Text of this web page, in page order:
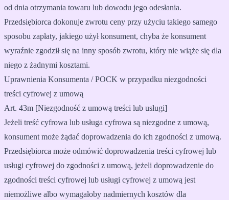
od dnia otrzymania towaru lub dowodu jego odesłania.
Przedsiębiorca dokonuje zwrotu ceny przy użyciu takiego samego
sposobu zapłaty, jakiego użył konsument, chyba że konsument
wyraźnie zgodził się na inny sposób zwrotu, który nie wiąże się dla
niego z żadnymi kosztami.
Uprawnienia Konsumenta / POCK w przypadku niezgodności
treści cyfrowej z umową
Art. 43m [Niezgodność z umową treści lub usługi]
Jeżeli treść cyfrowa lub usługa cyfrowa są niezgodne z umową,
konsument może żądać doprowadzenia do ich zgodności z umową.
Przedsiębiorca może odmówić doprowadzenia treści cyfrowej lub
usługi cyfrowej do zgodności z umową, jeżeli doprowadzenie do
zgodności treści cyfrowej lub usługi cyfrowej z umową jest
niemożliwe albo wymagałoby nadmiernych kosztów dla